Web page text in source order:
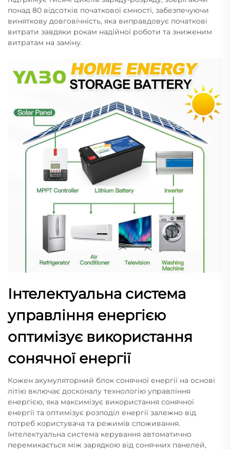
понад 80 відсотків початкової ємності, забезпечуючи
виняткову довговічність, яка виправдовує початкові
витрати завдяки рокам надійної роботи та зниженим
витратам на заміну.
Інтелектуальна система
управління енергією
оптимізує використання
сонячної енергії
Кожен акумуляторний блок сонячної енергії на основі
літію включає досконалу технологію управління
енергією, яка максимізує використання сонячної
енергії та оптимізує розподіл енергії залежно від
потреб користувача та режимів споживання.
Інтелектуальна система керування автоматично
перемикається між зарядкою від сонячних панелей,